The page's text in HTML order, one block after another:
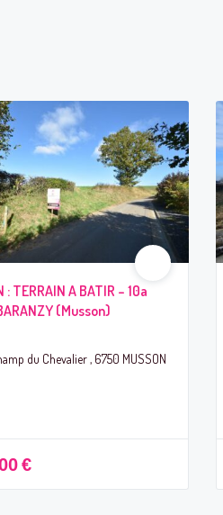
: TERRAIN A BATIR – 10a
(Musson)
du Chevalier , 6750 MUSSON
€